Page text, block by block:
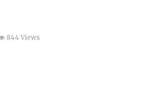
844 Views